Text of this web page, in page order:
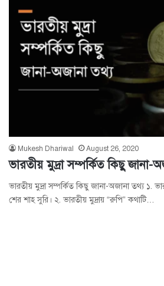
Mukesh Dhariwal August 26, 2020
ভারতীয় মুদ্রা সম্পর্কিত কিছু জানা-
ভারতীয় মুদ্রা সম্পর্কিত কিছু জানা-অজানা তথ্য ১.
শের শাহ সুরি। ২. ভারতীয় মুদ্রায় “রুপি” কথাটি…